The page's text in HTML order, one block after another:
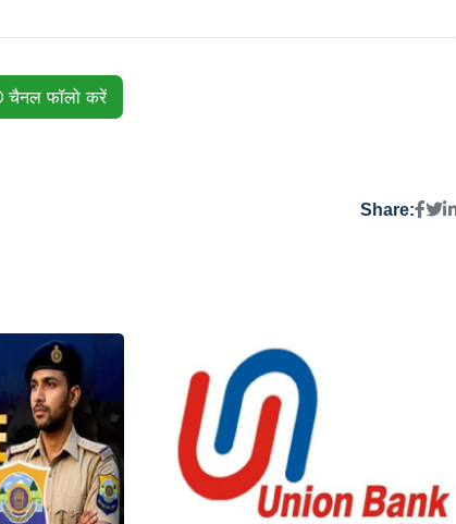
चैनल फॉलो करें
Share: